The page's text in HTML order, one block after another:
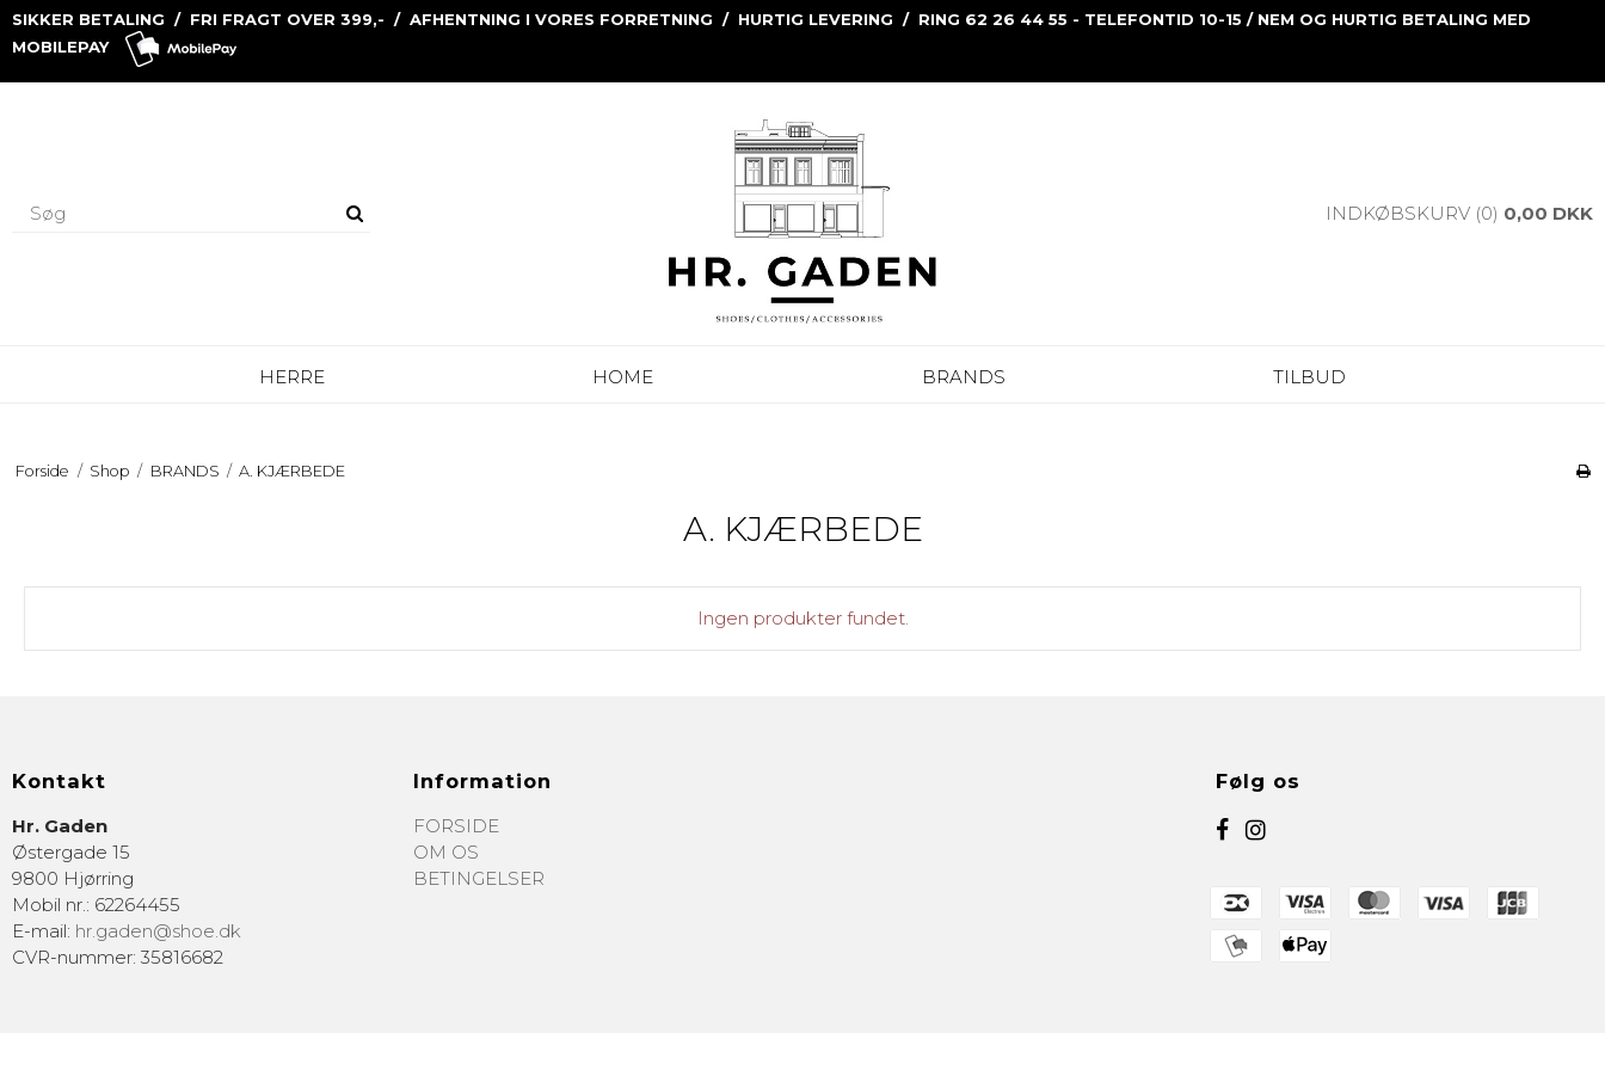
SIKKER BETALING / FRI FRAGT OVER 399,- / AFHENTNING I VORES FORRETNING / HURTIG LEVERING / RING 62 26 44 55 - TELEFONTID 10-15 / NEM OG HURTIG BETALING MED
MOBILEPAY
INDKØBSKURV (0) 0,00 DKK
HERRE HOME BRANDS TILBUD
Forside / Shop / BRANDS / A. KJÆRBEDE
A. KJÆRBEDE
Ingen produkter fundet.
Kontakt
Hr. Gaden
Østergade 15
9800 Hjørring
Mobil nr.: 62264455
E-mail: hr.gaden@shoe.dk
CVR-nummer: 35816682
Information
FORSIDE
OM OS
BETINGELSER
Følg os